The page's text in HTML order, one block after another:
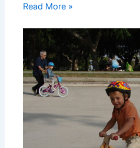
Read More »